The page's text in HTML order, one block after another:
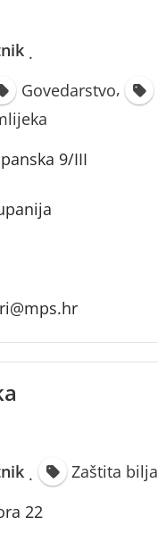
·
Govedarstvo,
9/III
·
Zaštita bilja
22